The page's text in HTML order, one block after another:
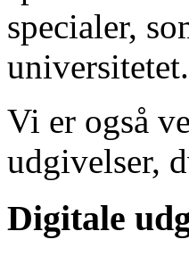
specialer,
universitetet.
Vi er også
udgivelser,
Digitale